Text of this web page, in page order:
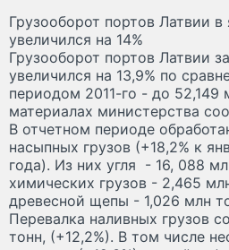
Грузооборот портов Латвии в
увеличился на 14%
Грузооборот портов Латвии
увеличился на 13,9% по
периодом 2011-го - до 52,149
материалах министерства
В отчетном периоде
насыпных грузов (+18,2% к
года). Из них угля - 16, 088
химических грузов - 2,465
древесной щепы - 1,026 млн
Перевалка наливных грузов
тонн, (+12,2%). В том числе